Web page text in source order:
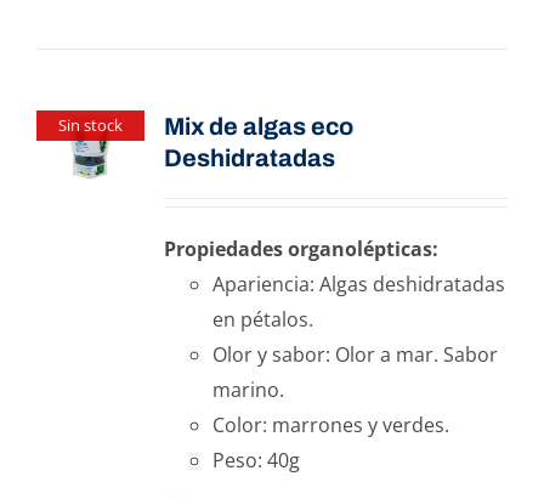
Sin stock
Mix de algas eco
Deshidratadas
Propiedades organolépticas:
Apariencia: Algas deshidratadas
en pétalos.
Olor y sabor: Olor a mar. Sabor
marino.
Color: marrones y verdes.
Peso: 40g